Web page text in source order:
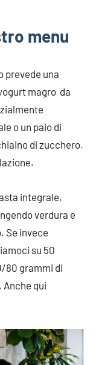
menu
prevede una
magro da
o un paio di
di zucchero.
integrale,
verdura e
Se invece
su 50
80 grammi di
Anche qui